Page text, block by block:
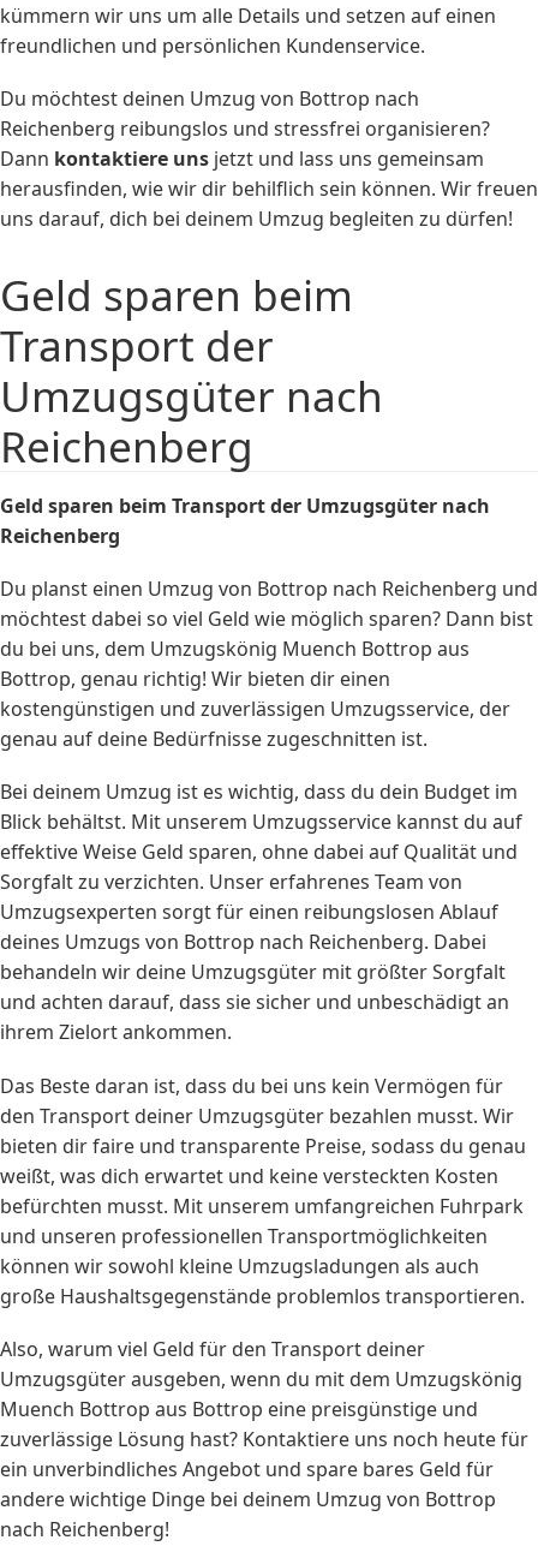
kümmern wir uns um alle Details und setzen auf einen
freundlichen und persönlichen Kundenservice.
Du möchtest deinen Umzug von Bottrop nach
Reichenberg reibungslos und stressfrei organisieren?
Dann kontaktiere uns jetzt und lass uns gemeinsam
herausfinden, wie wir dir behilflich sein können. Wir freuen
uns darauf, dich bei deinem Umzug begleiten zu dürfen!
Geld sparen beim
Transport der
Umzugsgüter nach
Reichenberg
Geld sparen beim Transport der Umzugsgüter nach
Reichenberg
Du planst einen Umzug von Bottrop nach Reichenberg und
möchtest dabei so viel Geld wie möglich sparen? Dann bist
du bei uns, dem Umzugskönig Muench Bottrop aus
Bottrop, genau richtig! Wir bieten dir einen
kostengünstigen und zuverlässigen Umzugsservice, der
genau auf deine Bedürfnisse zugeschnitten ist.
Bei deinem Umzug ist es wichtig, dass du dein Budget im
Blick behältst. Mit unserem Umzugsservice kannst du auf
effektive Weise Geld sparen, ohne dabei auf Qualität und
Sorgfalt zu verzichten. Unser erfahrenes Team von
Umzugsexperten sorgt für einen reibungslosen Ablauf
deines Umzugs von Bottrop nach Reichenberg. Dabei
behandeln wir deine Umzugsgüter mit größter Sorgfalt
und achten darauf, dass sie sicher und unbeschädigt an
ihrem Zielort ankommen.
Das Beste daran ist, dass du bei uns kein Vermögen für
den Transport deiner Umzugsgüter bezahlen musst. Wir
bieten dir faire und transparente Preise, sodass du genau
weißt, was dich erwartet und keine versteckten Kosten
befürchten musst. Mit unserem umfangreichen Fuhrpark
und unseren professionellen Transportmöglichkeiten
können wir sowohl kleine Umzugsladungen als auch
große Haushaltsgegenstände problemlos transportieren.
Also, warum viel Geld für den Transport deiner
Umzugsgüter ausgeben, wenn du mit dem Umzugskönig
Muench Bottrop aus Bottrop eine preisgünstige und
zuverlässige Lösung hast? Kontaktiere uns noch heute für
ein unverbindliches Angebot und spare bares Geld für
andere wichtige Dinge bei deinem Umzug von Bottrop
nach Reichenberg!